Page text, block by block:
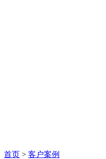
首页 > 客户案例